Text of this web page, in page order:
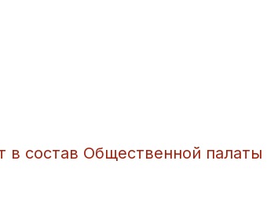
в состав Общественной палаты